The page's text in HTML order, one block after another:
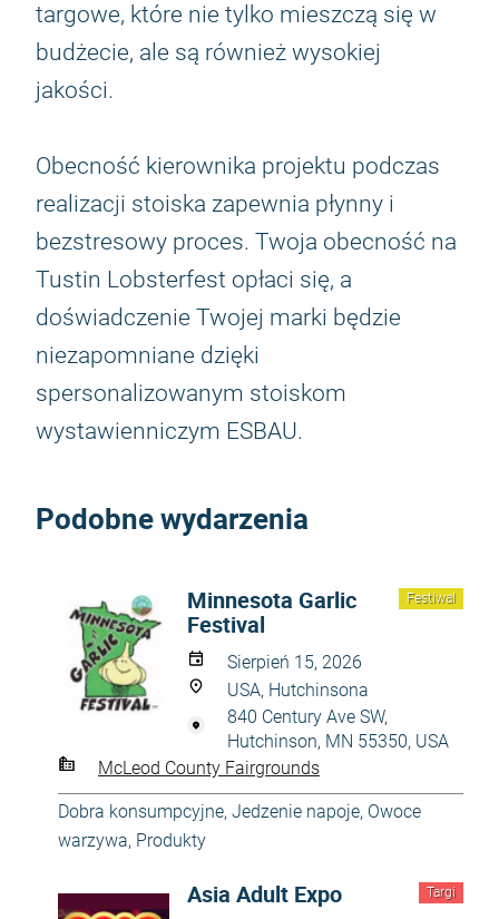
targowe, które nie tylko mieszczą się w
budżecie, ale są również wysokiej
jakości.
Obecność kierownika projektu podczas
realizacji stoiska zapewnia płynny i
bezstresowy proces. Twoja obecność na
Tustin Lobsterfest opłaci się, a
doświadczenie Twojej marki będzie
niezapomniane dzięki
spersonalizowanym stoiskom
wystawienniczym ESBAU.
Podobne wydarzenia
Festiwal
Minnesota Garlic
Festival
Sierpień 15, 2026
USA, Hutchinsona
840 Century Ave SW,
Hutchinson, MN 55350, USA
McLeod County Fairgrounds
Dobra konsumpcyjne, Jedzenie napoje, Owoce
warzywa, Produkty
Targi
Asia Adult Expo